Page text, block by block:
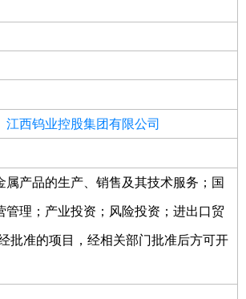
江西钨业控股集团有限公司
属产品的生产、销售及其技术服务；国
管理；产业投资；风险投资；进出口贸
批准的项目，经相关部门批准后方可开